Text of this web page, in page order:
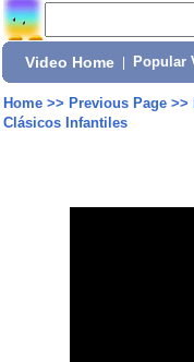
Video Home Popular
Home>> Previous Page>>
Clásicos Infantiles